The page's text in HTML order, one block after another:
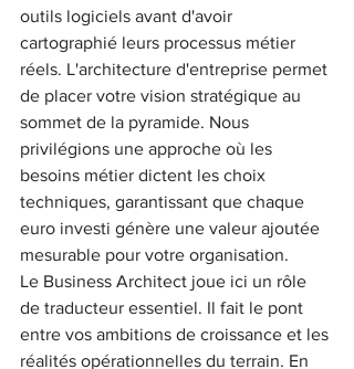
outils logiciels avant d'avoir
cartographié leurs processus métier
réels. L'architecture d'entreprise permet
de placer votre vision stratégique au
sommet de la pyramide. Nous
privilégions une approche où les
besoins métier dictent les choix
techniques, garantissant que chaque
euro investi génère une valeur ajoutée
mesurable pour votre organisation.
Le Business Architect joue ici un rôle
de traducteur essentiel. Il fait le pont
entre vos ambitions de croissance et les
réalités opérationnelles du terrain. En